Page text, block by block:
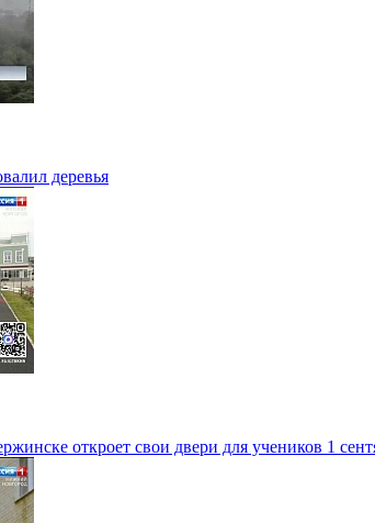
деревья
откроет свои двери для учеников 1